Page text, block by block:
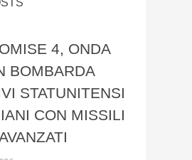
4, ONDA
BOMBARDA
STATUNITENSI
CON MISSILI